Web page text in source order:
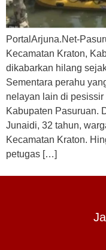
PortalArjuna.Net-
Kecamatan Kraton,
dikabarkan hilang
Sementara perahu
nelayan lain di
Kabupaten Pasuruan.
Junaidi, 32 tahun,
Kecamatan Kraton.
petugas […]